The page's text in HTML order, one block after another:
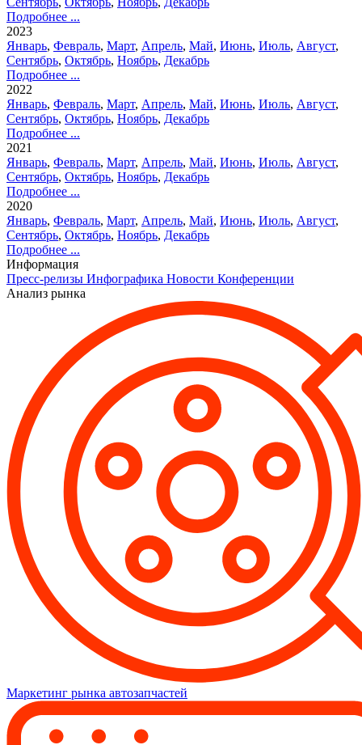
Подробнее ...
2023
Январь, Февраль, Март, Апрель, Май, Июнь, Июль, Август,
Сентябрь, Октябрь, Ноябрь, Декабрь
Подробнее ...
2022
Январь, Февраль, Март, Апрель, Май, Июнь, Июль, Август,
Сентябрь, Октябрь, Ноябрь, Декабрь
Подробнее ...
2021
Январь, Февраль, Март, Апрель, Май, Июнь, Июль, Август,
Сентябрь, Октябрь, Ноябрь, Декабрь
Подробнее ...
2020
Январь, Февраль, Март, Апрель, Май, Июнь, Июль, Август,
Сентябрь, Октябрь, Ноябрь, Декабрь
Подробнее ...
Информация
Пресс-релизы Инфографика Новости Конференции
Анализ рынка
Маркетинг рынка автозапчастей